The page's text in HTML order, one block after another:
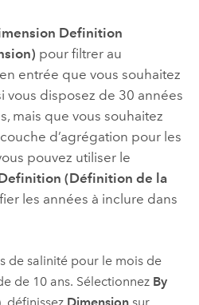
Definition
pour filtrer au
entrée que vous souhaitez
vous disposez de 30 années
mais que vous souhaitez
d’agrégation pour les
pouvez utiliser le
(Définition de la
les années à inclure dans
de salinité pour le mois de
de 10 ans. Sélectionnez By